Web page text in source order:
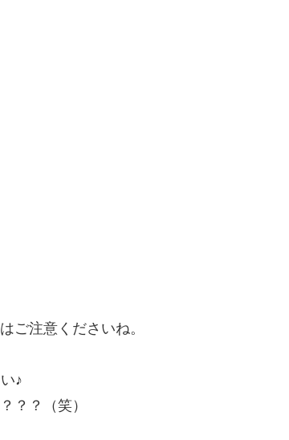
ご注意くださいね。
♪
？？（笑）